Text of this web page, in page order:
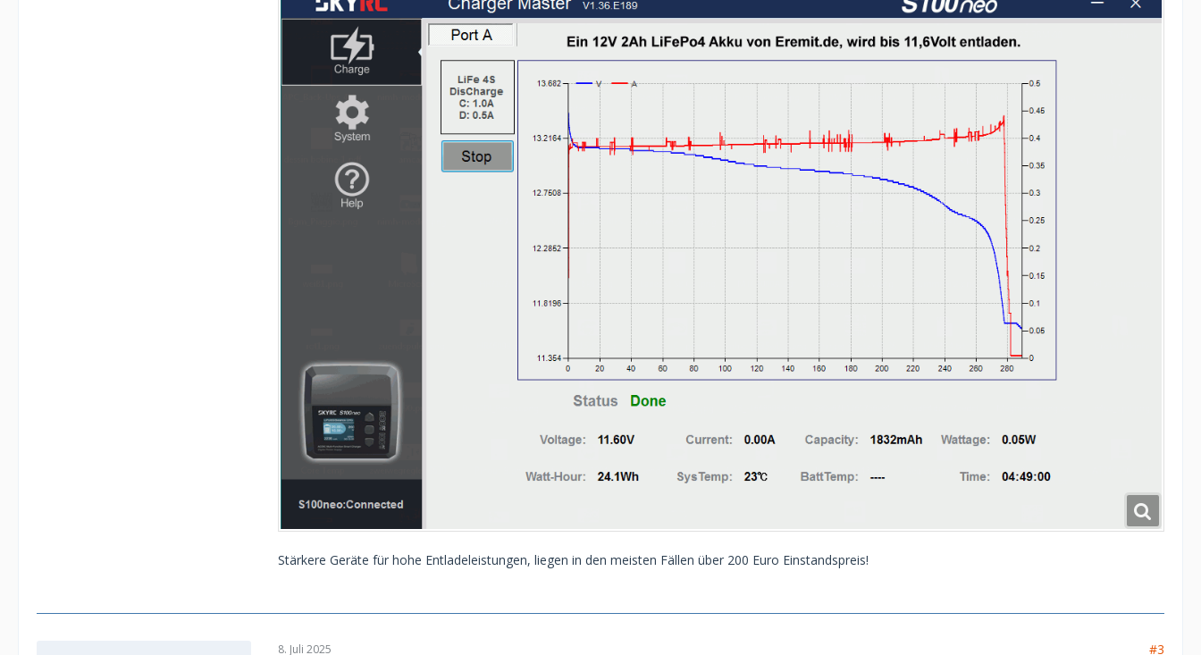
Stärkere Geräte für hohe Entladeleistungen, liegen in den meisten Fällen über 200 Euro Einstandspreis!
8. Juli 2025 #3